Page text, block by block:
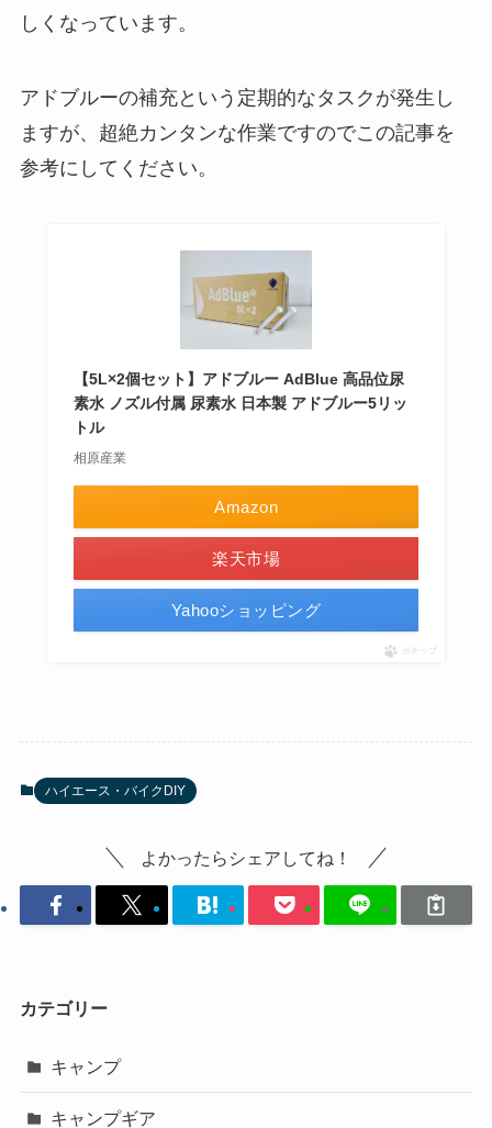
しくなっています。
アドブルーの補充という定期的なタスクが発生し
ますが、超絶カンタンな作業ですのでこの記事を
参考にしてください。
【5L×2個セット】アドブルー AdBlue 高品位尿
素水 ノズル付属 尿素水 日本製 アドブルー5リッ
トル
相原産業
Amazon
楽天市場
Yahooショッピング
ポチップ
ハイエース・バイクDIY
よかったらシェアしてね！
カテゴリー
キャンプ
キャンプギア